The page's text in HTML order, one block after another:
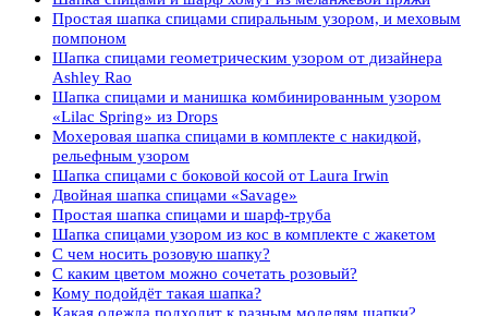
Простая шапка спицами спиральным узором, и меховым
помпоном
Шапка спицами геометрическим узором от дизайнера
Ashley Rao
Шапка спицами и манишка комбинированным узором
«Lilac Spring» из Drops
Мохеровая шапка спицами в комплекте с накидкой,
рельефным узором
Шапка спицами с боковой косой от Laura Irwin
Двойная шапка спицами «Savage»
Простая шапка спицами и шарф-труба
Шапка спицами узором из кос в комплекте с жакетом
С чем носить розовую шапку?
С каким цветом можно сочетать розовый?
Кому подойдёт такая шапка?
Какая одежда подходит к разным моделям шапки?